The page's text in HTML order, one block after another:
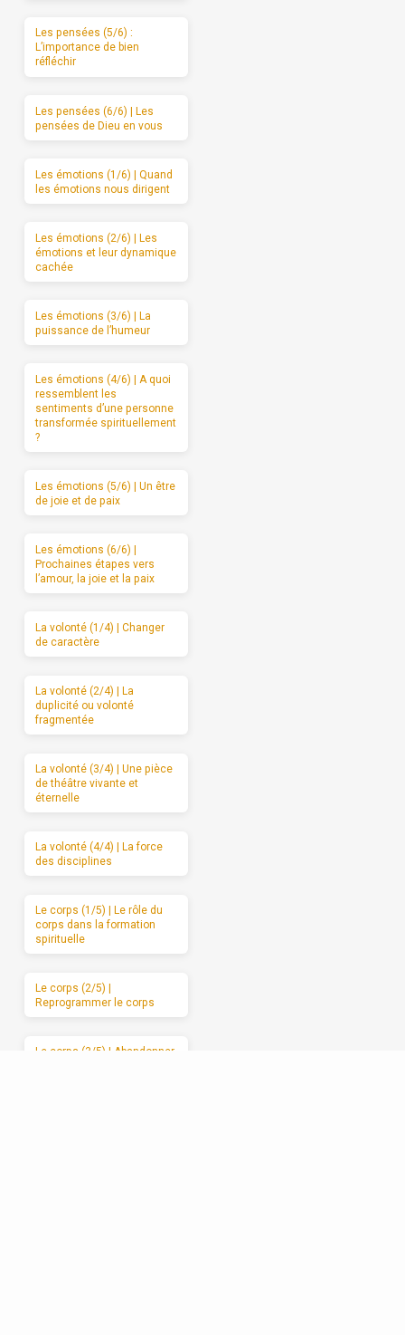
Les pensées (5/6) :
L’importance de bien
réfléchir
Les pensées (6/6) | Les
pensées de Dieu en vous
Les émotions (1/6) | Quand
les émotions nous dirigent
Les émotions (2/6) | Les
émotions et leur dynamique
cachée
Les émotions (3/6) | La
puissance de l’humeur
Les émotions (4/6) | A quoi
ressemblent les
sentiments d’une personne
transformée spirituellement
?
Les émotions (5/6) | Un être
de joie et de paix
Les émotions (6/6) |
Prochaines étapes vers
l’amour, la joie et la paix
La volonté (1/4) | Changer
de caractère
La volonté (2/4) | La
duplicité ou volonté
fragmentée
La volonté (3/4) | Une pièce
de théâtre vivante et
éternelle
La volonté (4/4) | La force
des disciplines
Le corps (1/5) | Le rôle du
corps dans la formation
spirituelle
Le corps (2/5) |
Reprogrammer le corps
Le corps (3/5) | Abandonner